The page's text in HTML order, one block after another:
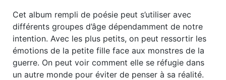
Cet album rempli de poésie peut s’utiliser avec
différents groupes d’âge dépendamment de notre
intention. Avec les plus petits, on peut ressortir les
émotions de la petite fille face aux monstres de la
guerre. On peut voir comment elle se réfugie dans
un autre monde pour éviter de penser à sa réalité.